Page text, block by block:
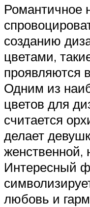
Романтичное
созданию
цветами,
проявляются
Одним из
цветов для
считается
делает
женственной,
Интересный
любовь и